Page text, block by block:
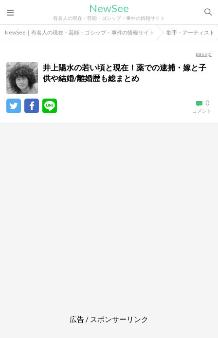
NewSee
有名人の現在・芸能・ゴシップ・事件の情報サイト
NewSee｜有名人の現在・芸能・ゴシップ・事件の情報サイト 歌手・アーティスト
passpi
井上陽水の若い頃と現在！薬での逮捕・嫁と子
供や結婚/離婚歴も総まとめ
0
コメント
広告 / スポンサーリンク